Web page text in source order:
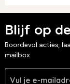
Blijf op
Boordevol acties,
mailbox